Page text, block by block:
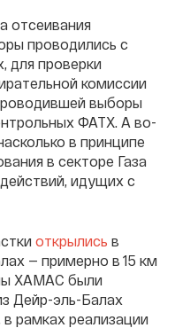
отсеивания
проводились с
для проверки
комиссии
выборы
ФАТХ. А во-
в принципе
в секторе Газа
идущих с
открылись в
— примерно в 15 км
ХАМАС были
Дейр-эль-Балах
рамках реализации